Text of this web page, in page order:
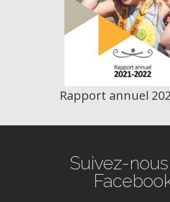
Rapport annuel
Suivez-